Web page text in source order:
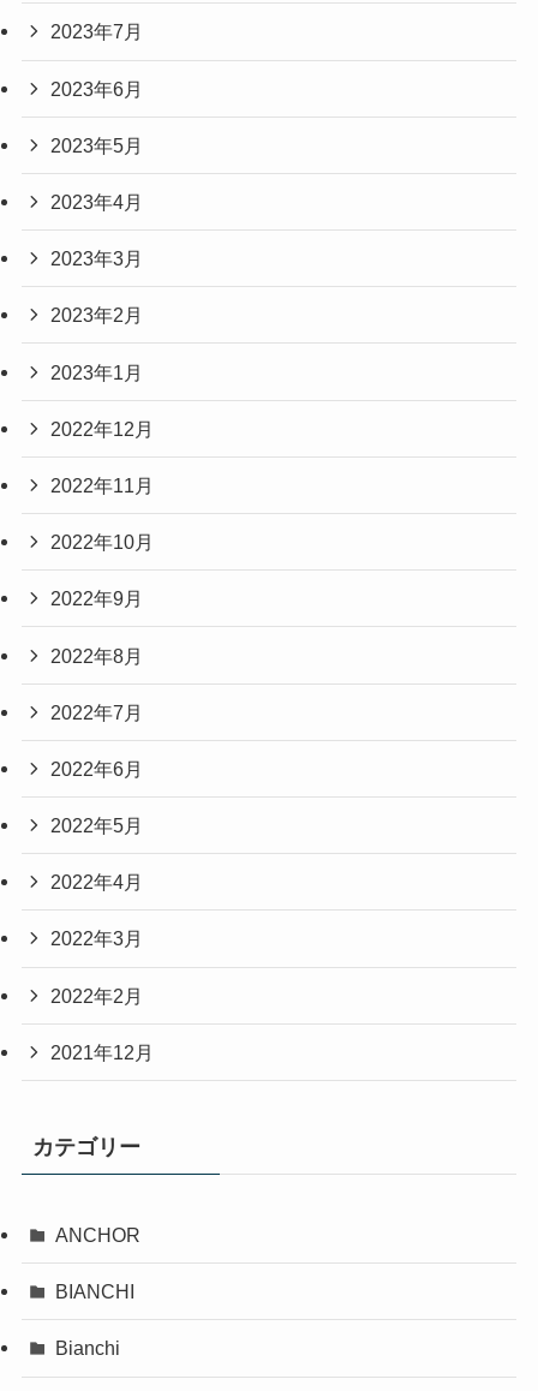
2023年7月
2023年6月
2023年5月
2023年4月
2023年3月
2023年2月
2023年1月
2022年12月
2022年11月
2022年10月
2022年9月
2022年8月
2022年7月
2022年6月
2022年5月
2022年4月
2022年3月
2022年2月
2021年12月
カテゴリー
ANCHOR
BIANCHI
Bianchi